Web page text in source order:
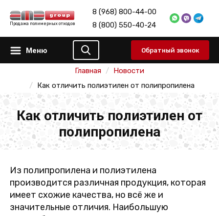
Продажа полимерных отходов
8 (968) 800-44-00
8 (800) 550-40-24
Меню Обратный звонок
Главная
Новости
Как отличить полиэтилен от полипропилена
Как отличить полиэтилен от
полипропилена
Из полипропилена и полиэтилена
производится различная продукция, которая
имеет схожие качества, но всё же и
значительные отличия. Наибольшую